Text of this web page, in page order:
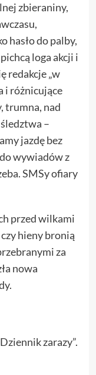
zbieraniny,
hasło do palby,
loga akcji i
redakcje „w
i różnicujące
trumna, nad
–
jazdę bez
wywiadów z
SMSy ofiary
przed wilkami
hieny bronią
za
nowa
zarazy”.